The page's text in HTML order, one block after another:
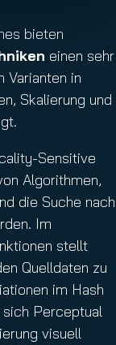
bieten
einen sehr
Varianten in
Skalierung und
Sensitive
Algorithmen,
die Suche nach
Im
stellt
Quelldaten zu
im Hash
Perceptual
visuell